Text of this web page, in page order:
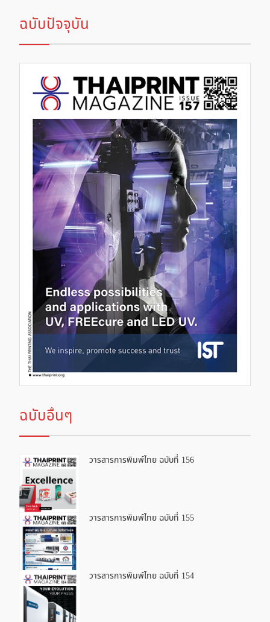
ฉบับปัจจุบัน
ฉบับอื่นๆ
วารสารการพิมพ์ไทย ฉบับที่ 156
วารสารการพิมพ์ไทย ฉบับที่ 155
วารสารการพิมพ์ไทย ฉบับที่ 154